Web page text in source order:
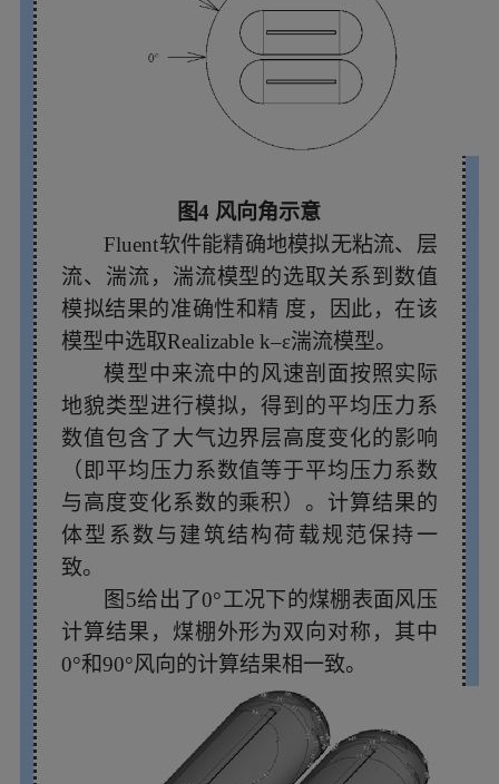
图4 风向角示意
Fluent软件能精确地模拟无粘流、层
流、湍流，湍流模型的选取关系到数值
模拟结果的准确性和精 度，因此，在该
模型中选取Realizable k–ε湍流模型。
模型中来流中的风速剖面按照实际
地貌类型进行模拟，得到的平均压力系
数值包含了大气边界层高度变化的影响
（即平均压力系数值等于平均压力系数
与高度变化系数的乘积）。计算结果的
体型系数与建筑结构荷载规范保持一
致。
图5给出了0°工况下的煤棚表面风压
计算结果，煤棚外形为双向对称，其中
0°和90°风向的计算结果相一致。